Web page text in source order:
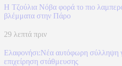
Η Τζούλια Νόβα φορά το πιο λαμπερό
βλέμματα στην Πάρο
29 λεπτά πριν
Ελαφονήσι:Νέα αυτόφωρη σύλληψη
επιχείρηση στάθμευσης